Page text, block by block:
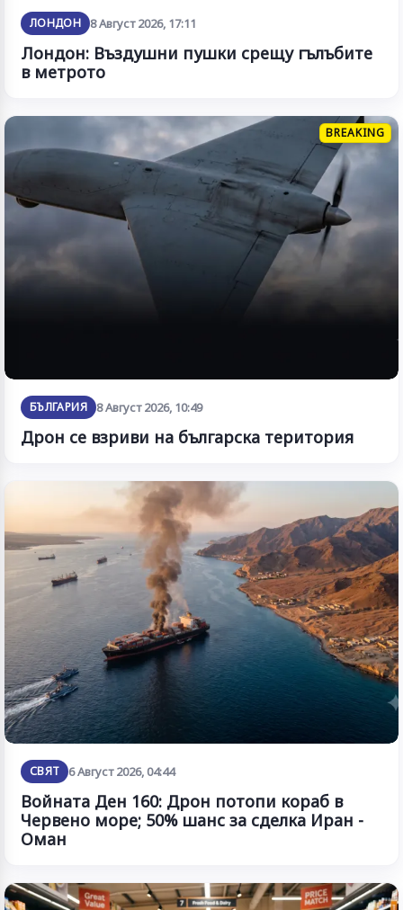
ЛОНДОН 8 Август 2026, 17:11
Лондон: Въздушни пушки срещу гълъбите
в метрото
BREAKING
БЪЛГАРИЯ 8 Август 2026, 10:49
Дрон се взриви на българска територия
СВЯТ 6 Август 2026, 04:44
Войната Ден 160: Дрон потопи кораб в
Червено море; 50% шанс за сделка Иран -
Оман